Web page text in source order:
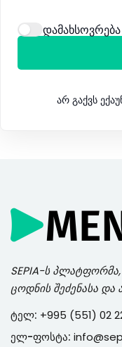
დამახსოვრება
არ გაქვს
SEPIA-ს პლატფორმა,
ცოდნის შეძენასა და
ტელ: +995 (551) 02
ელ-ფოსტა:
Remember me